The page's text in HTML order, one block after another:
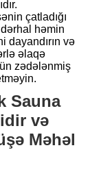
çatladığı
həmin
dayandırın və
əlaqə
zədələnmiş
Sauna
və
Məhəl